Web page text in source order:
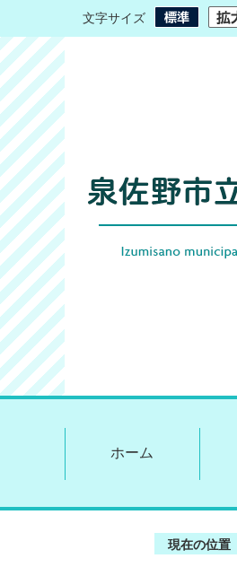
文字サイズ
ホーム
現在の位置